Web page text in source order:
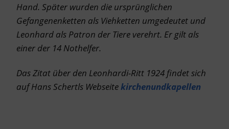
Hand. Später wurden die ursprünglichen
Gefangenenketten als Viehketten umgedeutet und
Leonhard als Patron der Tiere verehrt. Er gilt als
einer der 14 Nothelfer.
Das Zitat über den Leonhardi-Ritt 1924 findet sich
auf Hans Schertls Webseite kirchenundkapellen